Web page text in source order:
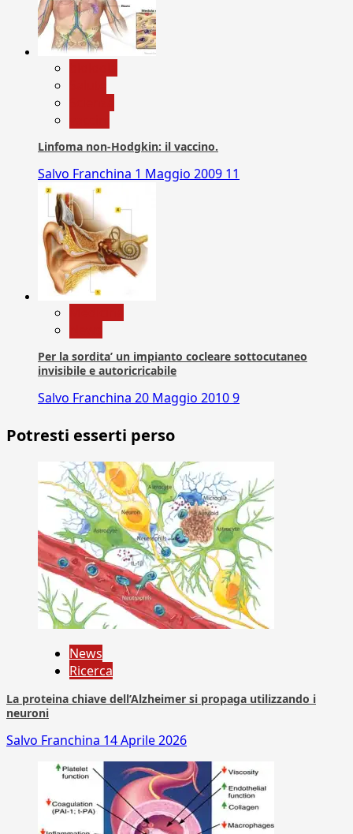
Linfoma non-Hodgkin: il vaccino.
Salvo Franchina 1 Maggio 2009 11
Per la sordita’ un impianto cocleare sottocutaneo
invisibile e autoricricabile
Salvo Franchina 20 Maggio 20109
Potresti esserti perso
News
Ricerca
La proteina chiave dell’Alzheimer si propaga utilizzando i
neuroni
Salvo Franchina 14 Aprile 2026